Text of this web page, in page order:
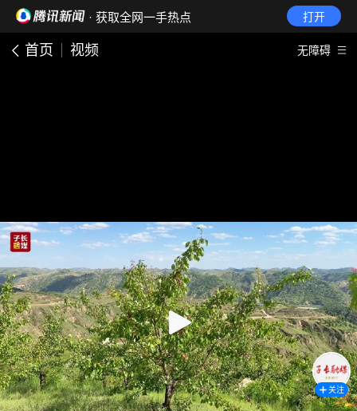
· 获取全网一手热点 打开
首页 视频 无障碍
关注